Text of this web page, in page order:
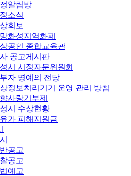
알림방
소식
회보
화성지역화폐
공인 종합교육관
공고게시판
시 시정자문위원회
자 명예의 전당
정보처리기기 운영·관리 방침
사랑기부제
시 수상현황
가 피해지원금
공고
공고
예고